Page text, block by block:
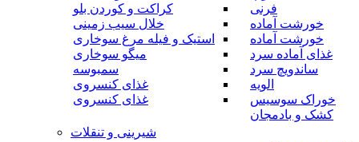
فرنی
خورشت آماده
خورشت آماده
غذای آماده سرد
ساندویچ سرد
الویه
خوراک سوسیس
کشک و بادمجان
کراکت و کوردن بلو
خلال سیب زمینی
استیک و فیله مرغ سوخاری
میگو سوخاری
سمبوسه
غذای کنسروی
غذای کنسروی
شیرینی و تنقلات